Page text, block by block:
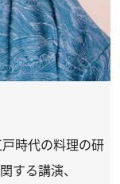
時代の料理の研
する講演、